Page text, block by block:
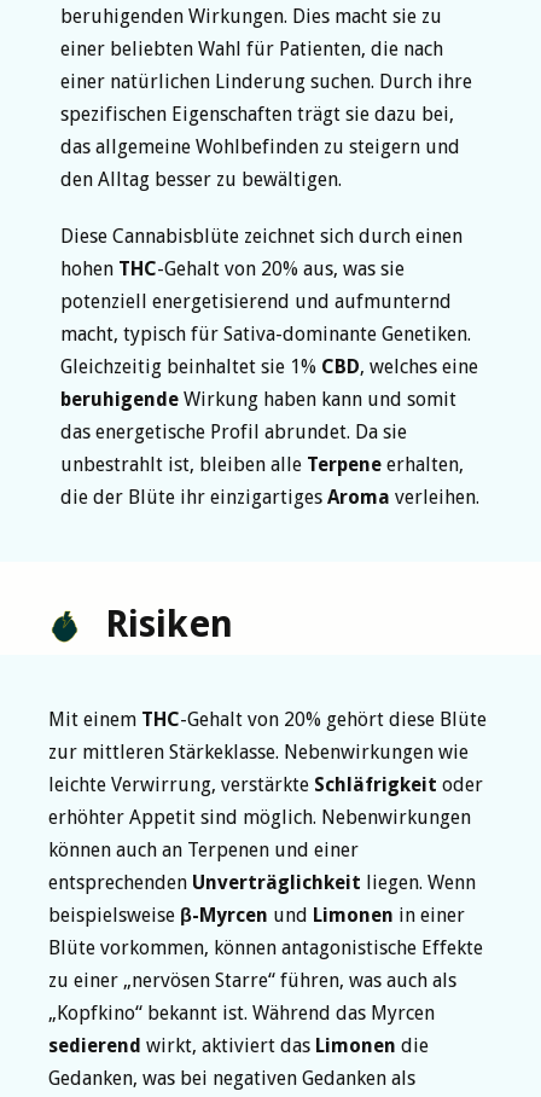
beruhigenden Wirkungen. Dies macht sie zu
einer beliebten Wahl für Patienten, die nach
einer natürlichen Linderung suchen. Durch ihre
spezifischen Eigenschaften trägt sie dazu bei,
das allgemeine Wohlbefinden zu steigern und
den Alltag besser zu bewältigen.
Diese Cannabisblüte zeichnet sich durch einen
hohen THC-Gehalt von 20% aus, was sie
potenziell energetisierend und aufmunternd
macht, typisch für Sativa-dominante Genetiken.
Gleichzeitig beinhaltet sie 1% CBD, welches eine
beruhigende Wirkung haben kann und somit
das energetische Profil abrundet. Da sie
unbestrahlt ist, bleiben alle Terpene erhalten,
die der Blüte ihr einzigartiges Aroma verleihen.
Risiken
Mit einem THC-Gehalt von 20% gehört diese Blüte
zur mittleren Stärkeklasse. Nebenwirkungen wie
leichte Verwirrung, verstärkte Schläfrigkeit oder
erhöhter Appetit sind möglich. Nebenwirkungen
können auch an Terpenen und einer
entsprechenden Unverträglichkeit liegen. Wenn
beispielsweise β-Myrcen und Limonen in einer
Blüte vorkommen, können antagonistische Effekte
zu einer „nervösen Starre“ führen, was auch als
„Kopfkino“ bekannt ist. Während das Myrcen
sedierend wirkt, aktiviert das Limonen die
Gedanken, was bei negativen Gedanken als